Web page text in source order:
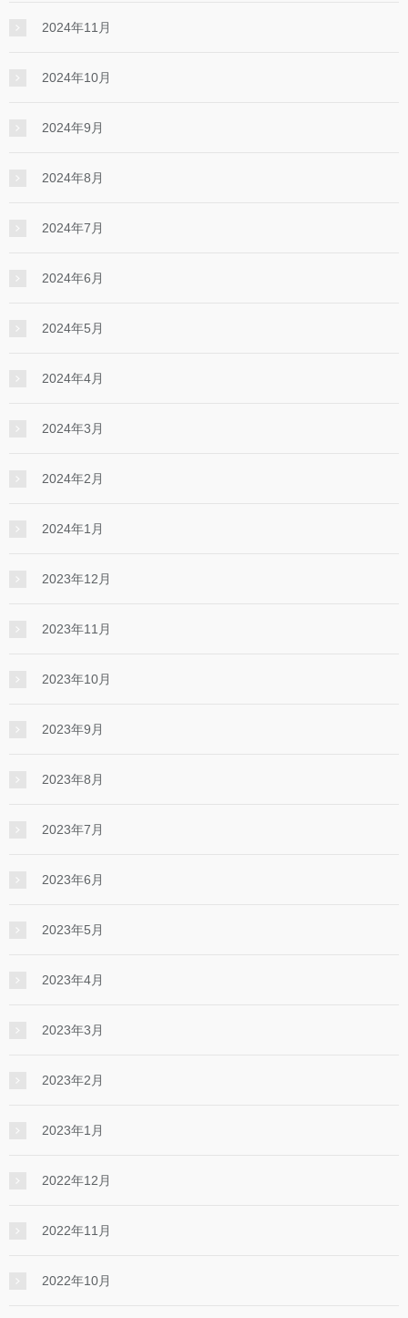
2024年11月
2024年10月
2024年9月
2024年8月
2024年7月
2024年6月
2024年5月
2024年4月
2024年3月
2024年2月
2024年1月
2023年12月
2023年11月
2023年10月
2023年9月
2023年8月
2023年7月
2023年6月
2023年5月
2023年4月
2023年3月
2023年2月
2023年1月
2022年12月
2022年11月
2022年10月